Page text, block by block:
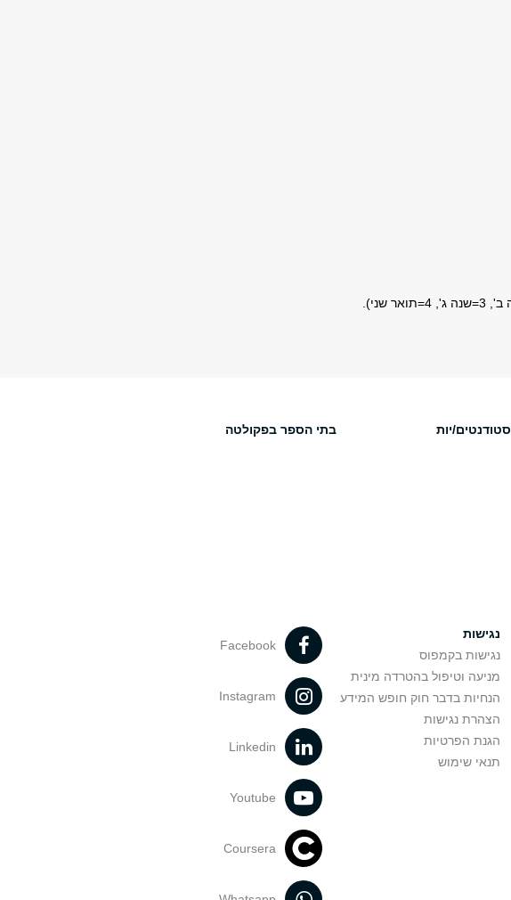
סטודנטים/יות בתי הספר בפקולטה
נגישות
נגישות בקמפוס
מניעה וטיפול בהטרדה מינית
הנחיות בדבר חוק חופש המידע
הצהרת נגישות
הגנת הפרטיות
תנאי שימוש
Facebook
Instagram
Linkedin
Youtube
Coursera